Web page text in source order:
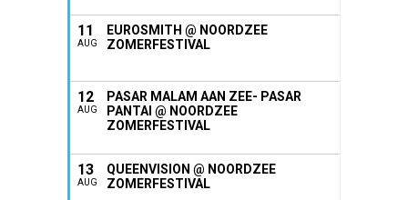
11
AUG
EUROSMITH @ NOORDZEE
ZOMERFESTIVAL
12
AUG
PASAR MALAM AAN ZEE- PASAR
PANTAI @ NOORDZEE
ZOMERFESTIVAL
13
AUG
QUEENVISION @ NOORDZEE
ZOMERFESTIVAL